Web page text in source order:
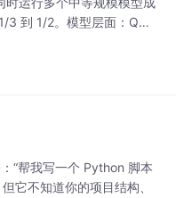
3 到 1/2。模型层面：Qwe
人到 RAG 知识库的全场
“帮我写一个 Python 脚本
它不知道你的项目结构、